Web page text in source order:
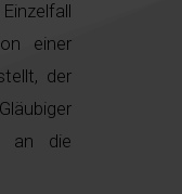
einer
der
an die